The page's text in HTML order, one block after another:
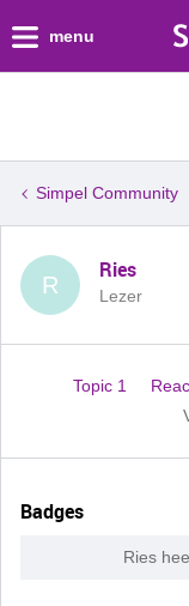
menu
Simpel Community
R
Ries
Lezer
Topic 1
Badges
Ries